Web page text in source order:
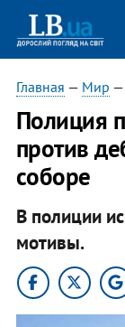
Главная — Мир —
Полиция
против
соборе
В полиции
мотивы.